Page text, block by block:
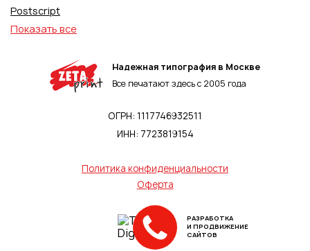
Postscript
Показать все
Надежная типография в Москве
Все печатают здесь с 2005 года
ОГРН: 1117746932511
ИНН: 7723819154
Политика конфиденциальности
Оферта
РАЗРАБОТКА
И ПРОДВИЖЕНИЕ
САЙТОВ